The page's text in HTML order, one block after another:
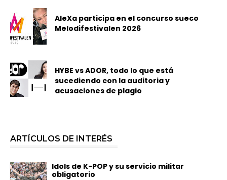
AleXa participa en el concurso sueco
Melodifestivalen 2026
HYBE vs ADOR, todo lo que está
sucediendo con la auditoria y
acusaciones de plagio
ARTÍCULOS DE INTERÉS
Idols de K-POP y su servicio militar
obligatorio